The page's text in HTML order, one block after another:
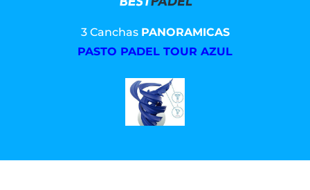
3 Canchas PANORAMICAS
PASTO PADEL TOUR AZUL